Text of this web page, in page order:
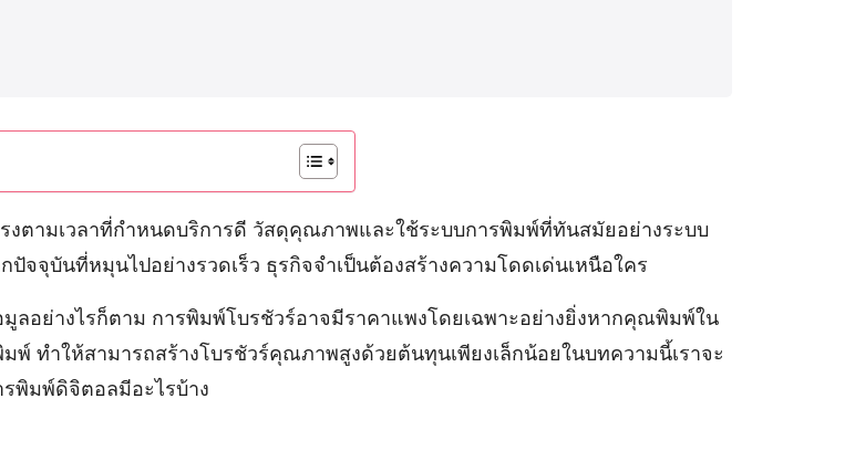
งตามเวลาที่กำหนดบริการดี วัสดุคุณภาพและใช้ระบบการพิมพ์ที่ทันสมัยอย่างระบบ
บันที่หมุนไปอย่างรวดเร็ว ธุรกิจจำเป็นต้องสร้างความโดดเด่นเหนือใคร
ลอย่างไรก็ตาม การพิมพ์โบรชัวร์อาจมีราคาแพงโดยเฉพาะอย่างยิ่งหากคุณพิมพ์ใน
ทำให้สามารถสร้างโบรชัวร์คุณภาพสูงด้วยต้นทุนเพียงเล็กน้อยในบทความนี้เราจะ
พิมพ์ดิจิตอลมีอะไรบ้าง